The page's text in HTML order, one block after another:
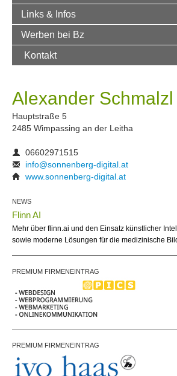
Links & Infos
Werben bei Bz
Kontakt
Alexander Schmalzl
Hauptstraße 5
2485 Wimpassing an der Leitha
06602971515
info@sonnenberg-digital.at
www.sonnenberg-digital.at
NEWS
Flinn AI
Mehr über flinn.ai und den Einsatz künstlicher
sowie moderne Lösungen für die medizinische
PREMIUM FIRMENEINTRAG
PREMIUM FIRMENEINTRAG